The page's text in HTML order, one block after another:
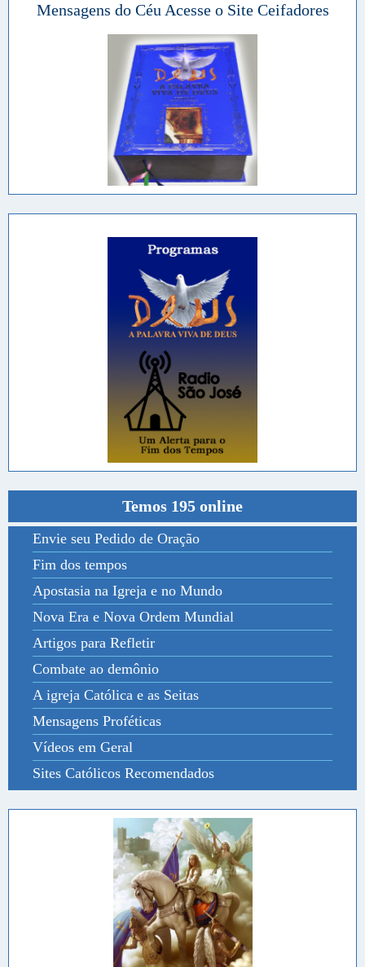
Mensagens do Céu Acesse o Site Ceifadores
Temos 195 online
Envie seu Pedido de Oração
Fim dos tempos
Apostasia na Igreja e no Mundo
Nova Era e Nova Ordem Mundial
Artigos para Refletir
Combate ao demônio
A igreja Católica e as Seitas
Mensagens Proféticas
Vídeos em Geral
Sites Católicos Recomendados